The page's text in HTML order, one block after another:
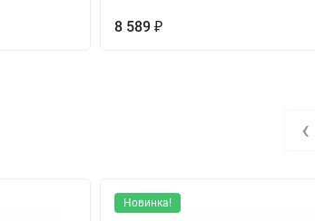
8 589₽
Новинка!
‹